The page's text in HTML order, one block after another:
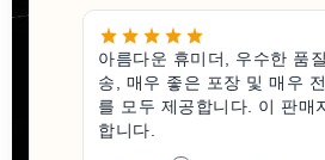
아름다운 휴미더, 우수한 품
송, 매우 좋은 포장 및 매우
를 모두 제공합니다. 이 판매
합니다.